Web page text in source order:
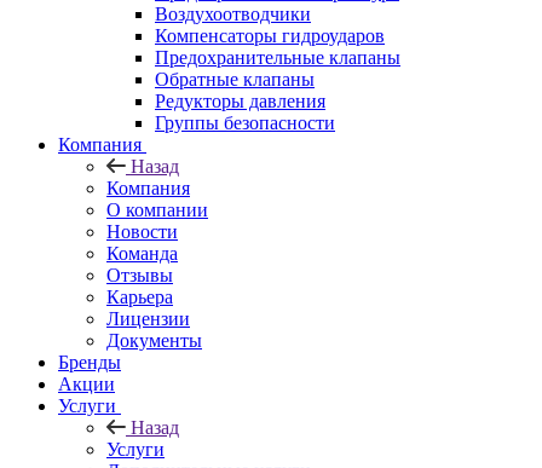
Воздухоотводчики
Компенсаторы гидроударов
Предохранительные клапаны
Обратные клапаны
Редукторы давления
Группы безопасности
Компания
Назад
Компания
О компании
Новости
Команда
Отзывы
Карьера
Лицензии
Документы
Бренды
Акции
Услуги
Назад
Услуги